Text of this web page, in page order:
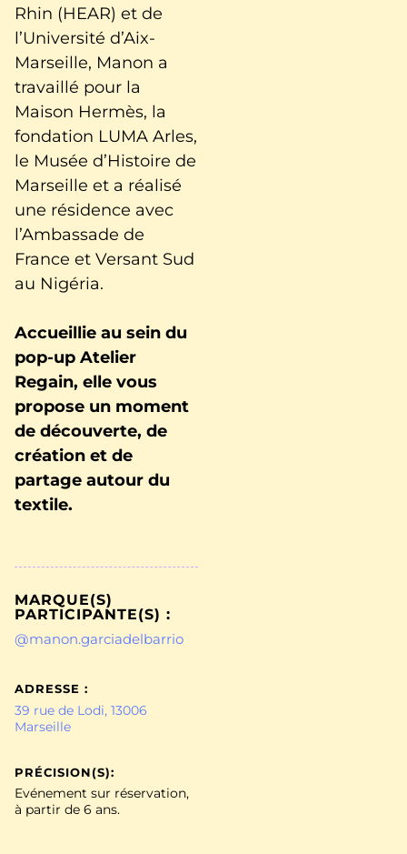
Rhin (HEAR) et de
l’Université d’Aix-
Marseille, Manon a
travaillé pour la
Maison Hermès, la
fondation LUMA Arles,
le Musée d’Histoire de
Marseille et a réalisé
une résidence avec
l’Ambassade de
France et Versant Sud
au Nigéria.
Accueillie au sein du
pop-up Atelier
Regain, elle vous
propose un moment
de découverte, de
création et de
partage autour du
textile.
MARQUE(S)
PARTICIPANTE(S) :
@manon.garciadelbarrio
ADRESSE :
39 rue de Lodi, 13006
Marseille
PRÉCISION(S):
Evénement sur réservation,
à partir de 6 ans.